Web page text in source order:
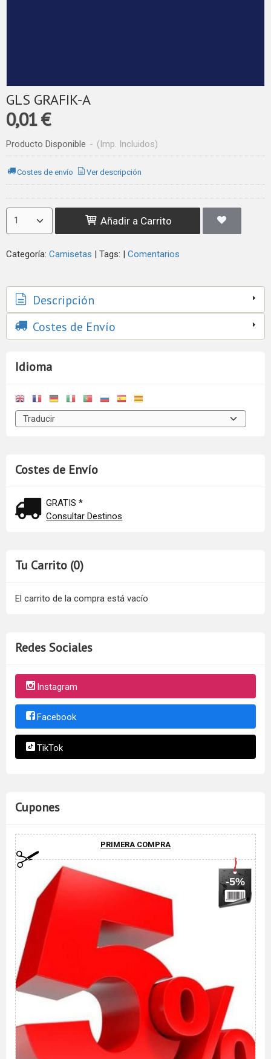
Idioma
Costes de Envío
GRATIS *
Consultar Destinos
Tu Carrito (0)
El carrito de la compra está vacío
Redes Sociales
Instagram
Facebook
TikTok
Cupones
PRIMERA COMPRA
-5%
GLS GRAFIK-A
0,01 €
Producto Disponible - (Imp. Incluidos)
Costes de envío Ver descripción
Añadir a Carrito
Categoría: Camisetas | Tags: | Comentarios
Descripción
Costes de Envío